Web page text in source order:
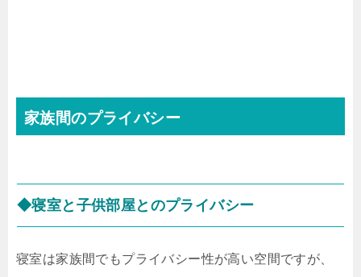
家族間のプライバシー
◆寝室と子供部屋とのプライバシー
寝室は家族間でもプライバシー性が高い空間ですが、